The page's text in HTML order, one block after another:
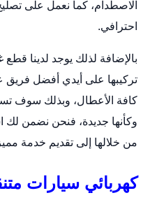
الاصطدام، كما نعمل على
احترافي.
بالإضافة لذلك يوجد لدينا قطع
تركيبها على أيدي أفضل
كافة الأعطال، وبذلك سوف
وكأنها جديدة، فنحن نضمن لك
من خلالها إلى تقديم خدمة
كهربائي سيارات